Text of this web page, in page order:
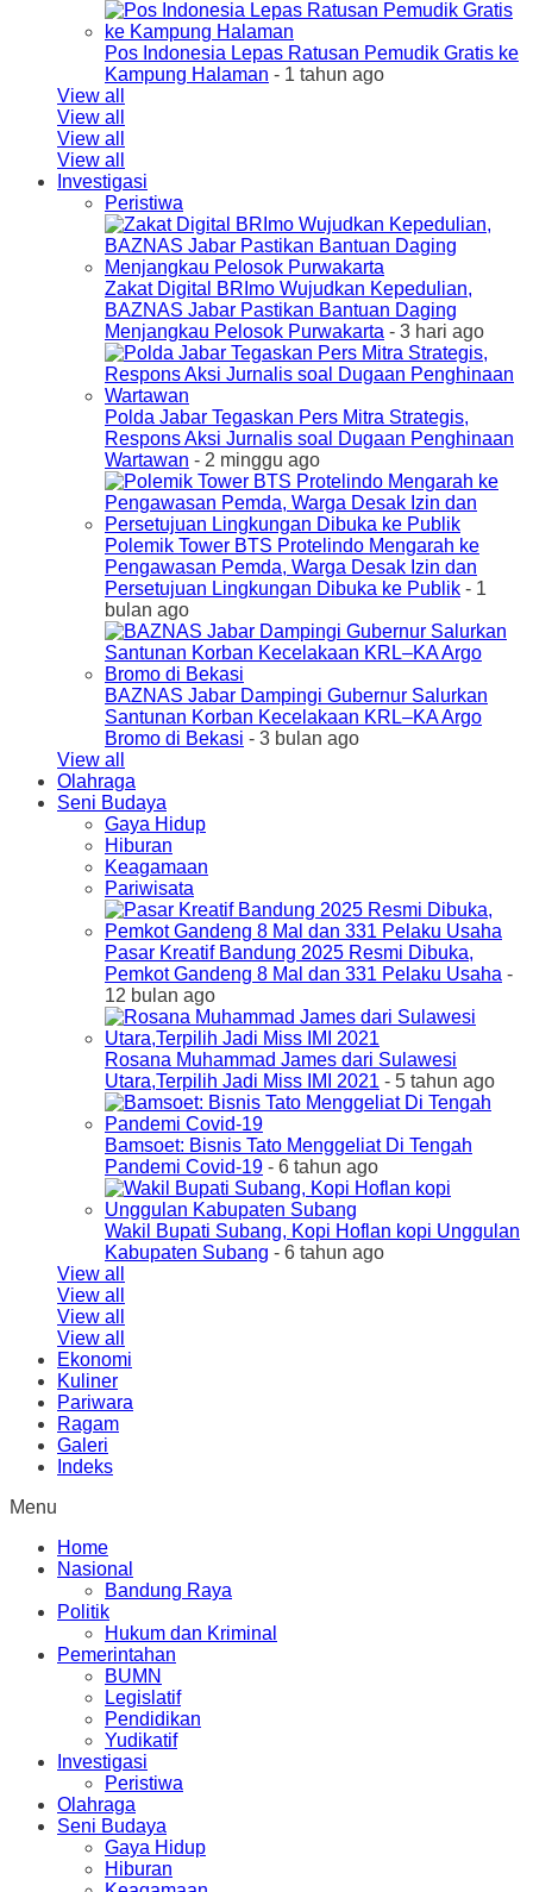
Pos Indonesia Lepas Ratusan Pemudik Gratis ke
Kampung Halaman - 1 tahun ago
View all
View all
View all
View all
Investigasi
Peristiwa
Zakat Digital BRImo Wujudkan Kepedulian,
BAZNAS Jabar Pastikan Bantuan Daging
Menjangkau Pelosok Purwakarta - 3 hari ago
Polda Jabar Tegaskan Pers Mitra Strategis,
Respons Aksi Jurnalis soal Dugaan Penghinaan
Wartawan - 2 minggu ago
Polemik Tower BTS Protelindo Mengarah ke
Pengawasan Pemda, Warga Desak Izin dan
Persetujuan Lingkungan Dibuka ke Publik - 1
bulan ago
BAZNAS Jabar Dampingi Gubernur Salurkan
Santunan Korban Kecelakaan KRL–KA Argo
Bromo di Bekasi - 3 bulan ago
View all
Olahraga
Seni Budaya
Gaya Hidup
Hiburan
Keagamaan
Pariwisata
Pasar Kreatif Bandung 2025 Resmi Dibuka,
Pemkot Gandeng 8 Mal dan 331 Pelaku Usaha -
12 bulan ago
Rosana Muhammad James dari Sulawesi
Utara,Terpilih Jadi Miss IMI 2021 - 5 tahun ago
Bamsoet: Bisnis Tato Menggeliat Di Tengah
Pandemi Covid-19 - 6 tahun ago
Wakil Bupati Subang, Kopi Hoflan kopi Unggulan
Kabupaten Subang - 6 tahun ago
View all
View all
View all
View all
Ekonomi
Kuliner
Pariwara
Ragam
Galeri
Indeks
Menu
Home
Nasional
Bandung Raya
Politik
Hukum dan Kriminal
Pemerintahan
BUMN
Legislatif
Pendidikan
Yudikatif
Investigasi
Peristiwa
Olahraga
Seni Budaya
Gaya Hidup
Hiburan